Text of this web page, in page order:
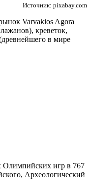
Источник: pixabay.com
Varvakios Agora
креветок,
в мире
Олимпийских игр в 767
Археологический